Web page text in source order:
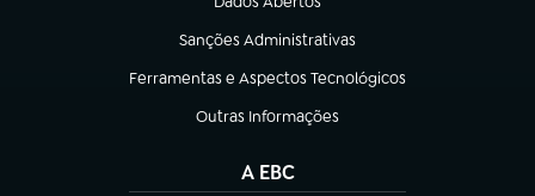
(abre em nova aba)
Sanções Administrativas
(abre em nova aba)
Ferramentas e Aspectos Tecnológicos
(abre em nova aba)
Outras Informações
(abre em nova aba)
A EBC